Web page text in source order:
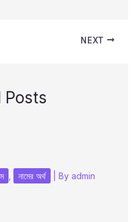
NEXT
Posts
নামের অর্থ | By admin